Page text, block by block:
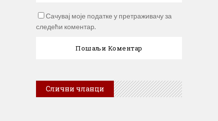
Сачувај моје податке у претраживачу за
следећи коментар.
Слични чланци